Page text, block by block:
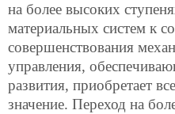
на более высоких
материальных систем к
совершенствования
управления,
развития, приобретает
значение. Переход на